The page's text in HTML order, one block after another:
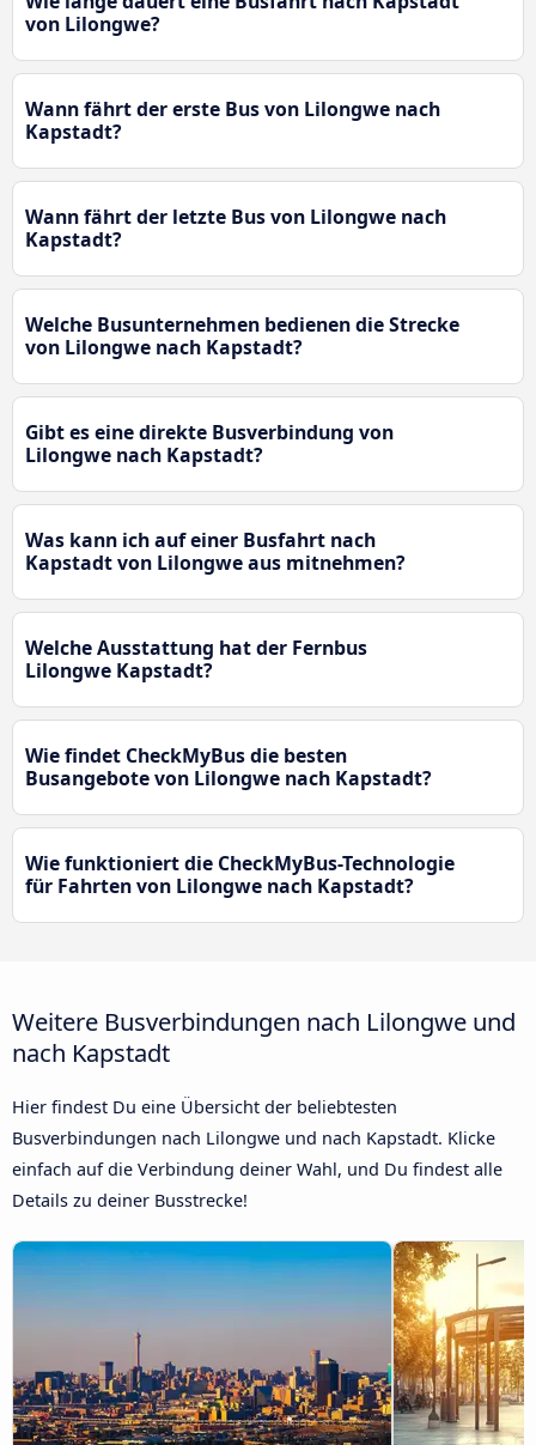
von Lilongwe?
Wann fährt der erste Bus von Lilongwe nach
Kapstadt?
Wann fährt der letzte Bus von Lilongwe nach
Kapstadt?
Welche Busunternehmen bedienen die Strecke
von Lilongwe nach Kapstadt?
Gibt es eine direkte Busverbindung von
Lilongwe nach Kapstadt?
Was kann ich auf einer Busfahrt nach
Kapstadt von Lilongwe aus mitnehmen?
Welche Ausstattung hat der Fernbus
Lilongwe Kapstadt?
Wie findet CheckMyBus die besten
Busangebote von Lilongwe nach Kapstadt?
Wie funktioniert die CheckMyBus-Technologie
für Fahrten von Lilongwe nach Kapstadt?
Weitere Busverbindungen nach Lilongwe und
nach Kapstadt
Hier findest Du eine Übersicht der beliebtesten
Busverbindungen nach Lilongwe und nach Kapstadt. Klicke
einfach auf die Verbindung deiner Wahl, und Du findest alle
Details zu deiner Busstrecke!